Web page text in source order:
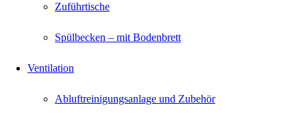
Zuführtische
Spülbecken – mit Bodenbrett
Ventilation
Abluftreinigungsanlage und Zubehör